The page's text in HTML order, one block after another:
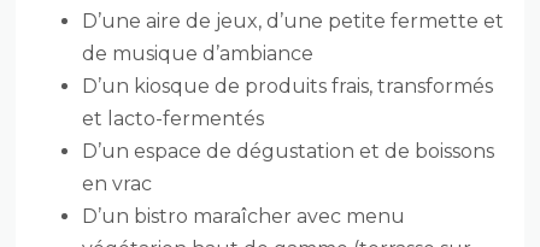
D’une aire de jeux, d’une petite fermette et
de musique d’ambiance
D’un kiosque de produits frais, transformés
et lacto-fermentés
D’un espace de dégustation et de boissons
en vrac
D’un bistro maraîcher avec menu